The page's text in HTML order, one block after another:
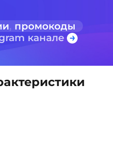
, промокоды
канале